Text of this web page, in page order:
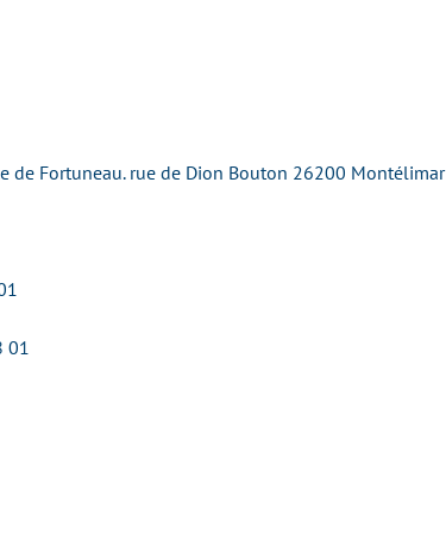
de Fortuneau. rue de Dion Bouton 26200 Montélimar
01